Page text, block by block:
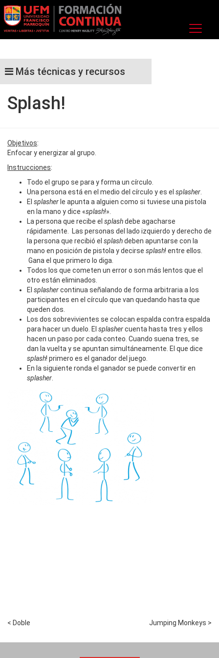
Más técnicas y recursos
Splash!
Objetivos:
Enfocar y energizar al grupo.
Instrucciones:
Todo el grupo se para y forma un círculo.
Una persona está en el medio del círculo y es el splasher
El splasher le apunta a alguien como si tuviese una pistola
en la mano y dice «splash!».
La persona que recibe el splashdebe agacharse
rápidamente. Las personas del lado izquierdo y derecho de
la persona que recibió el splashdeben apuntarse con la
mano en posición de pistola y decirse splash! entre ellos.
Gana el que primero lo diga.
Todos los que cometen un error o son más lentos que el
otro están eliminados.
El splashercontinua señalando de forma arbitraria a los
participantes en el círculo que van quedando hasta que
queden dos.
Los dos sobrevivientes se colocan espalda contra espalda
para hacer un duelo. El splashercuenta hasta tres y ellos
hacen un paso por cada conteo. Cuando suena tres, se
dan la vuelta y se apuntan simultáneamente. El que dice
splash! primero es el ganador del juego.
En la siguiente ronda el ganador se puede convertir en
splasher
< Doble Jumping Monkeys >